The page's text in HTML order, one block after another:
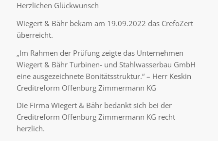
Herzlichen Glückwunsch
Wiegert & Bähr bekam am 19.09.2022 das CrefoZert
überreicht.
„Im Rahmen der Prüfung zeigte das Unternehmen
Wiegert & Bähr Turbinen- und Stahlwasserbau GmbH
eine ausgezeichnete Bonitätsstruktur.“ – Herr Keskin
Creditreform Offenburg Zimmermann KG
Die Firma Wiegert & Bähr bedankt sich bei der
Creditreform Offenburg Zimmermann KG recht
herzlich.